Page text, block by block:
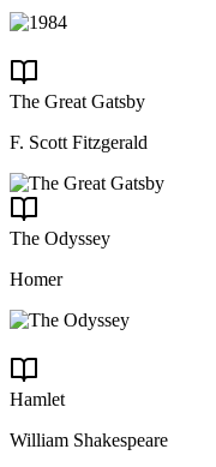
The Great Gatsby
F. Scott Fitzgerald
The Odyssey
Homer
Hamlet
William Shakespeare